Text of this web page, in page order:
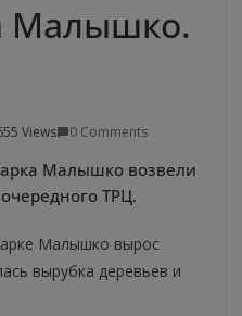
Малышко.
Views 0 Comments
Малышко возвели
ТРЦ.
Малышко вырос
вырубка деревьев и